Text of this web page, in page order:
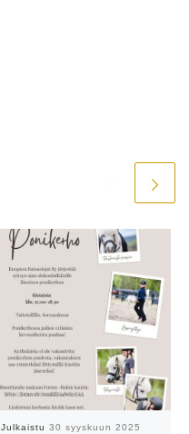
Julkaistu 30 syyskuun 2025